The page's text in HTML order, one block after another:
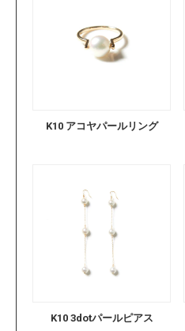
K10 アコヤパールリング
K10 3dotパールピアス